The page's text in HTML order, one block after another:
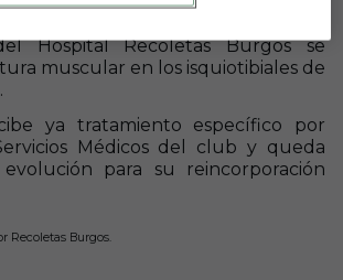
Hospital Recoletas Burgos se
muscular en los isquiotibiales de
ya tratamiento específico por
Médicos del club y queda
para su reincorporación
Recoletas Burgos.